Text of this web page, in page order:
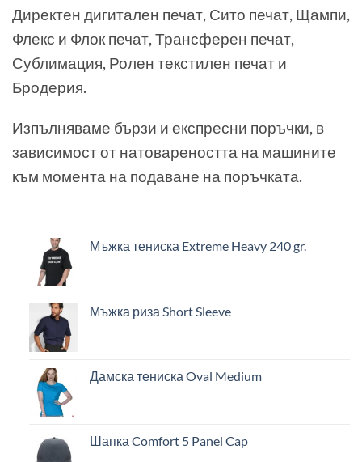
Директен дигитален печат, Сито печат, Щампи,
Флекс и Флок печат, Трансферен печат,
Сублимация, Ролен текстилен печат и
Бродерия.
Изпълняваме бързи и експресни поръчки, в
зависимост от натовареността на машините
към момента на подаване на поръчката.
Мъжка тениска Extreme Heavy 240 gr.
Мъжка риза Short Sleeve
Дамска тениска Oval Medium
Шапка Comfort 5 Panel Cap